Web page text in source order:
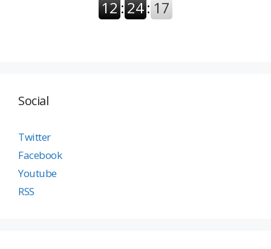
Social
Twitter
Facebook
Youtube
RSS